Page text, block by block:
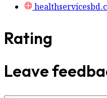
Rating
Leave